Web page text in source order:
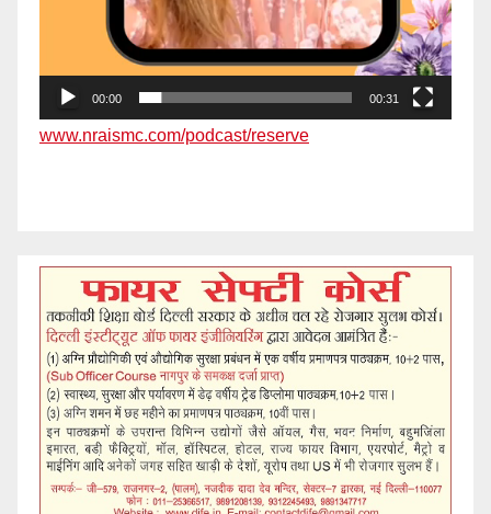
00:00 00:31
www.nraismc.com/podcast/reserve